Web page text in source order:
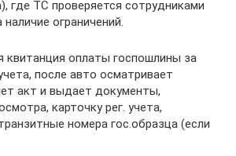
где ТС проверяется сотрудниками
ограничений.
оплаты госпошлины за
после авто осматривает
акт и выдает документы,
карточку рег. учета,
номера гос.образца (если